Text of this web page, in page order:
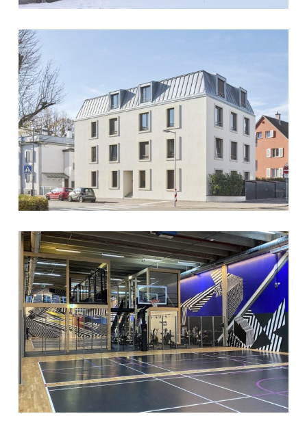
FREUDENSTADT
Apartment
building
Ludwigsburg
APARTMENT BUILDING LUDWIGSBURG
Gym
Ludwigsburg